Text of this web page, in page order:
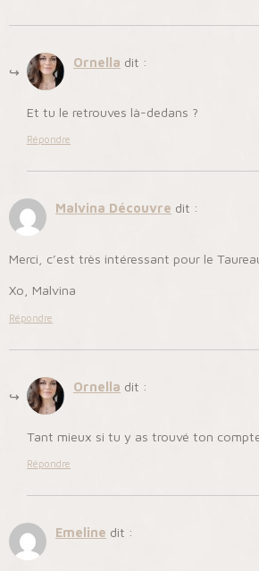
Ornella dit :
Et tu le retrouves là-dedans ?
Répondre
Malvina Découvre dit :
Merci, c’est très intéressant pour le
Xo, Malvina
Répondre
Ornella dit :
Tant mieux si tu y as trouvé ton
Répondre
Emeline dit :